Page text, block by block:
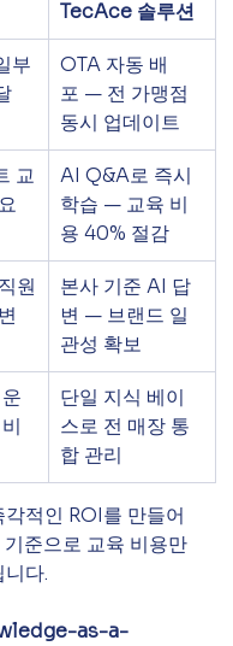
TecAce 솔루션
부
OTA 자동 배
포 — 전 가맹점
동시 업데이트
교
AI Q&A로 즉시
학습 — 교육 비
용 40% 절감
원
본사 기준 AI 답
변 — 브랜드 일
관성 확보
단일 지식 베이
스로 전 매장 통
합 관리
적인 ROI를 만들어
준으로 교육 비용만
다.
as-a-